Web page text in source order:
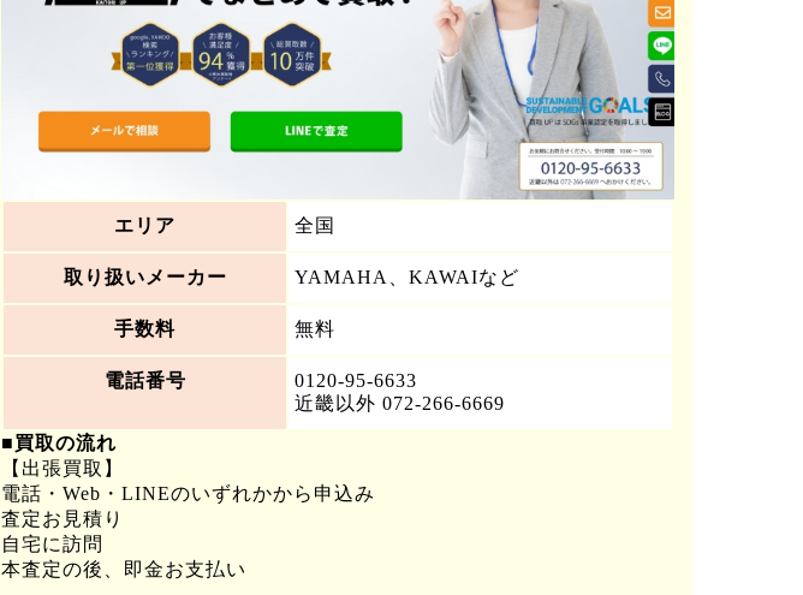
エリア 全国
取り扱いメーカー YAMAHA、KAWAIなど
手数料 無料
電話番号
0120-95-6633
近畿以外 072-266-6669
■買取の流れ
【出張買取】
電話・Web・LINEのいずれかから申込み
査定お見積り
自宅に訪問
本査定の後、即金お支払い